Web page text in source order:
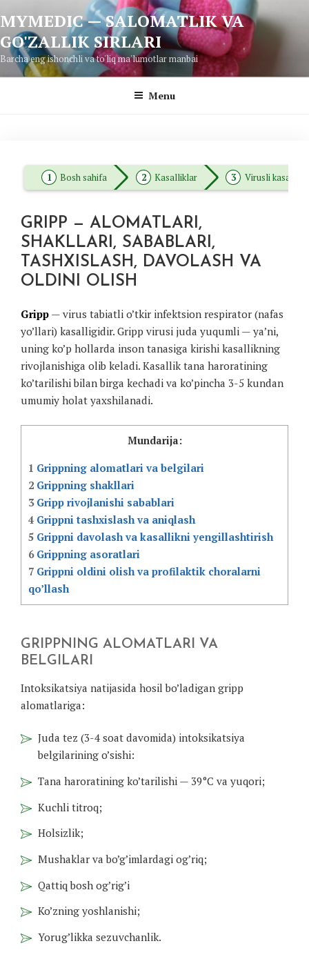
to
content
MYMEDIC — SALOMATLIK VA
GO'ZALLIK SIRLARI
Barcha eng ishonchli va to'liq ma'lumotlar manbai
Menu
Bosh sahifa Kasalliklar Virusli
GRIPP — ALOMATLARI,
SHAKLLARI, SABABLARI,
TASHXISLASH, DAVOLASH VA
OLDINI OLISH
Gripp — virus tabiatli o’tkir infektsion respirator (nafas
yo’llari) kasalligidir. Gripp virusi juda yuqumli — ya’ni,
uning ko’p hollarda inson tanasiga kirishi kasallikning
rivojlanishiga olib keladi. Kasallik tana haroratining
ko’tarilishi bilan birga kechadi va ko’pincha 3-5 kundan
umumiy holat yaxshilanadi.
Mundarija:
1 Grippning alomatlari va belgilari
2 Grippning shakllari
3Gripp rivojlanishi sabablari
4 Grippni tashxislash va aniqlash
5 Grippni davolash va kasallikni yengillashtirish
6Grippning asoratlari
7 Grippni oldini olish va profilaktik choralarni
qo’llash
GRIPPNING ALOMATLARI VA
BELGILARI
Intoksikatsiya natijasida hosil bo’ladigan gripp
alomatlariga:
Juda tez (3-4 soat davomida) intoksikatsiya
belgilarining o’sishi:
Tana haroratining ko’tarilishi — 39°C va yuqori;
Kuchli titroq;
Holsizlik;
Mushaklar va bo’g’imlardagi og’riq;
Qattiq bosh og’rig’i
Ko’zning yoshlanishi;
Yorug’likka sezuvchanlik.